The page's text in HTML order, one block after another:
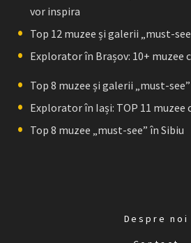
vor inspira
Top 12 muzee și galerii „must-
Explorator în Brașov: 10+ muzee
Top 8 muzee și galerii „must-
Explorator în Iași: TOP 11 muzee
Top 8 muzee „must-see” în Sibiu
Despre noi